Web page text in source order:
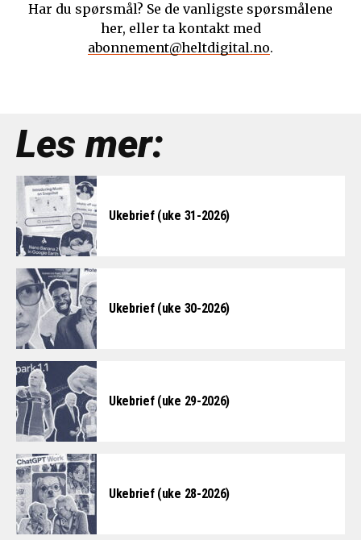
Har du spørsmål? Se de vanligste spørsmålene
her, eller ta kontakt med
abonnement@heltdigital.no.
Les mer:
Ukebrief (uke 31-2026)
Ukebrief (uke 30-2026)
Ukebrief (uke 29-2026)
Ukebrief (uke 28-2026)